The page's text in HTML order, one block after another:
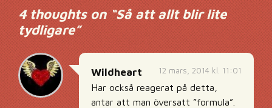
4 thoughts on “Så att allt blir lite
tydligare”
12 mars, 2014 kl. 11:01
Wildheart
Har också reagerat på detta,
antar att man översatt ”formula”.